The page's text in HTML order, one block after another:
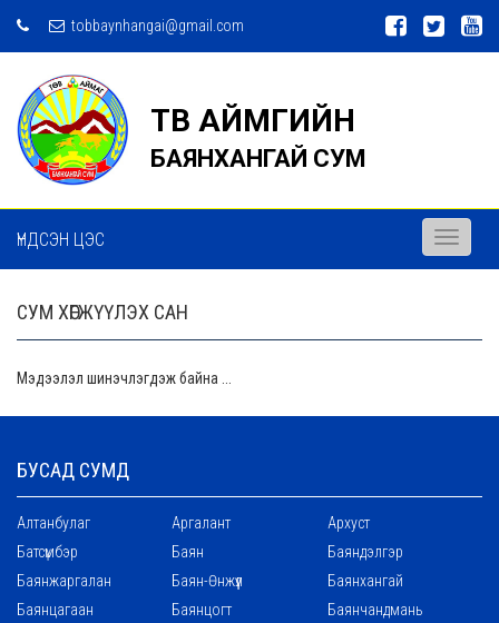
tobbaynhangai@gmail.com
ТӨВ АЙМГИЙН
БАЯНХАНГАЙ СУМ
ҮНДСЭН ЦЭС
Toggle
СУМ ХӨГЖҮҮЛЭХ САН
Мэдээлэл шинэчлэгдэж байна ...
БУСАД СУМД
Алтанбулаг Аргалант
Архуст
Батсүмбэр
Баян
Баяндэлгэр
Баянжаргалан
Баян-Өнжүүл
Баянхангай
Баянцагаан
Баянцогт
Баянчандмань